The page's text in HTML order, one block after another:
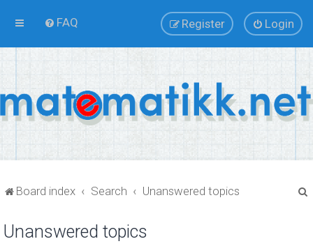
FAQ Login
Register
Board index Search Unanswered topics
Unanswered topics